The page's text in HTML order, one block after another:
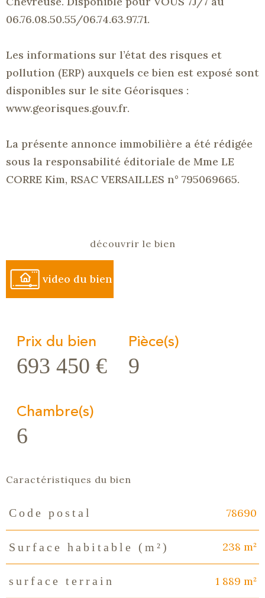
06.76.08.50.55/06.74.63.97.71.
Les informations sur l’état des risques et
pollution (ERP) auxquels ce bien est exposé sont
disponibles sur le site Géorisques :
www.georisques.gouv.fr.
La présente annonce immobilière a été rédigée
sous la responsabilité éditoriale de Mme LE
CORRE Kim, RSAC VERSAILLES n° 795069665.
découvrir le bien
video du bien
Prix du bien
693 450 €
Pièce(s)
9
Chambre(s)
6
Caractéristiques du bien
Caractéristiques
Code postal 78690
Surface habitable (m²) 238 m²
surface terrain 1 889 m²